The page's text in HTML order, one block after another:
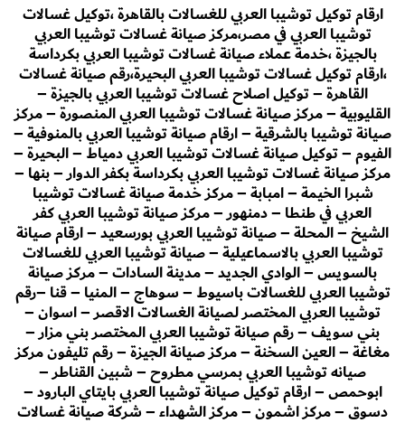
ارقام توكيل توشيبا العربي للغسالات بالقاهرة ،توكيل غسالات
توشيبا العربي في مصر،مركز صيانة غسالات توشيبا العربي
بالجيزة ،خدمة عملاء صيانة غسالات توشيبا العربي بكرداسة
،ارقام توكيل غسالات توشيبا العربي البحيرة،رقم صيانة غسالات
القاهرة – توكيل اصلاح غسالات توشيبا العربي بالجيزة –
القليوبية – مركز صيانة غسالات توشيبا العربي المنصورة – مركز
صيانة توشيبا بالشرقية – ارقام صيانة توشيبا العربي بالمنوفية –
الفيوم – توكيل صيانة غسالات توشيبا العربي دمياط – البحيرة –
مركز صيانة غسالات توشيبا العربي بكرداسة بكفر الدوار – بنها –
شبرا الخيمة – امبابة – مركز خدمة صيانة غسالات توشيبا
العربي في طنطا – دمنهور – مركز صيانة توشيبا العربي كفر
الشيخ – المحلة – صيانة توشيبا العربي بورسعيد – ارقام صيانة
توشيبا العربي بالاسماعيلية – صيانة توشيبا العربي للغسالات
بالسويس – الوادي الجديد – مدينة السادات – مركز صيانة
توشيبا العربي للغسالات باسيوط – سوهاج – المنيا – قنا –رقم
توشيبا العربي المختصر لصيانة الغسالات الاقصر – اسوان –
بني سويف – رقم صيانة توشيبا العربي المختصر بني مزار –
مغاغة – العين السخنة – مركز صيانة الجيزة – رقم تليفون مركز
صيانه توشيبا العربي بمرسي مطروح – شبين القناطر –
ابوحمص – ارقام توكيل صيانة توشيبا العربي بايتاي البارود –
دسوق – مركز اشمون – مركز الشهداء – شركة صيانة غسالات